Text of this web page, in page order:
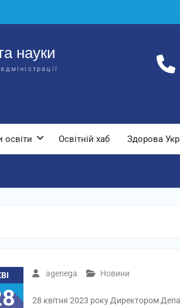
науки
освіти Освітній хаб Здорова
agenega Новини
28 квітня 2023 року Директором